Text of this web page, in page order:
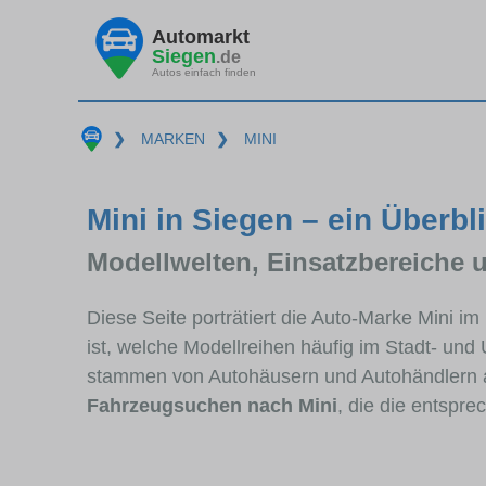
Automarkt
Siegen.de
Autos einfach finden
❯ MARKEN ❯ MINI
Mini in Siegen – ein
Modellwelten, Einsatzbereiche
Diese Seite porträtiert die Auto-Marke Mini
ist, welche Modellreihen häufig im Stadt-
stammen von Autohäusern und
Fahrzeugsuchen nach Mini, die die